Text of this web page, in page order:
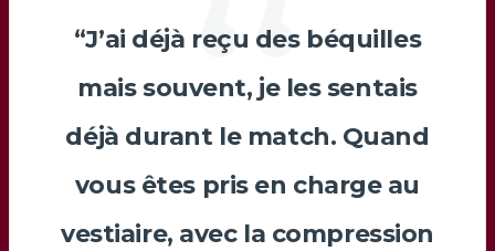
“J’ai déjà reçu des béquilles
mais souvent, je les sentais
déjà durant le match. Quand
vous êtes pris en charge au
vestiaire, avec la compression